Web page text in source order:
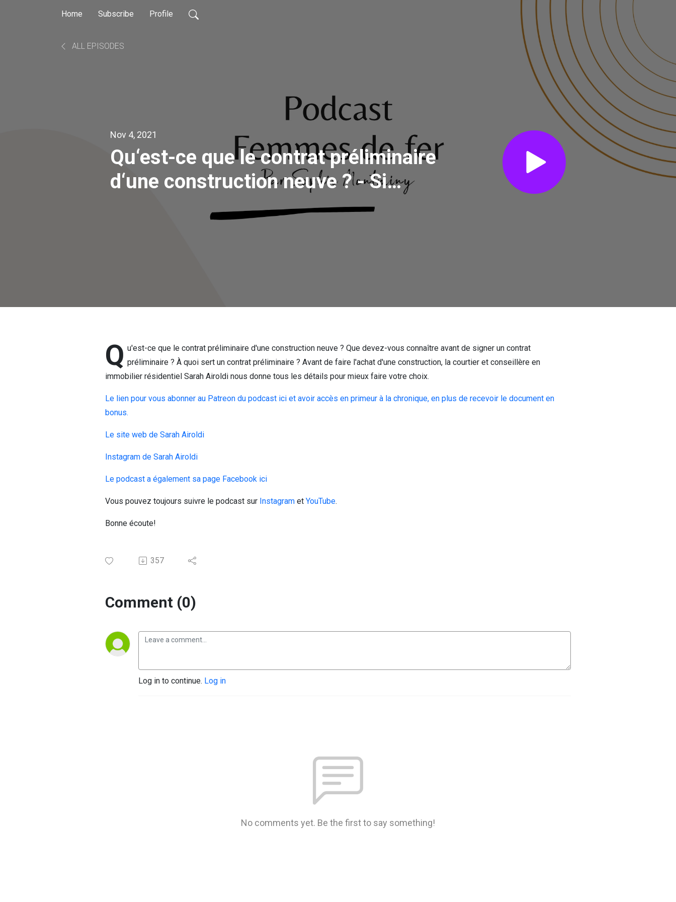
Home Subscribe Profile
ALL EPISODES
Nov 4, 2021
Qu‘est-ce que le contrat préliminaire
d‘une construction neuve ? - Si
Q u'est-ce que le contrat préliminaire d'une construction neuve ? Que devez-vous connaître avant de signer un contrat
préliminaire ? À quoi sert un contrat préliminaire ? Avant de faire l'achat d'une construction, la courtier et conseillère en
immobilier résidentiel Sarah Airoldi nous donne tous les détails pour mieux faire votre choix.
Le lien pour vous abonner au Patreon du podcast ici et avoir accès en primeur à la chronique, en plus de recevoir le document en
bonus.
Le site web de Sarah Airoldi
Instagram de Sarah Airoldi
Le podcast a également sa page Facebook ici
Vous pouvez toujours suivre le podcast sur Instagram et YouTube.
Bonne écoute!
357
Comment (0)
Log in to continue. Log in
No comments yet. Be the first to say something!